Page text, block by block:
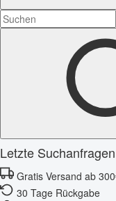
Letzte Suchanfragen
Gratis Versand ab
30 Tage Rückgabe